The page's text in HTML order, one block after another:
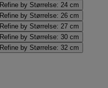
Refine by Størrelse: 24 cm
Refine by Størrelse: 26 cm
Refine by Størrelse: 27 cm
Refine by Størrelse: 30 cm
Refine by Størrelse: 32 cm